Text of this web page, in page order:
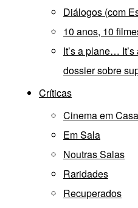
Diálogos (com
10 anos, 10
It’s a plane…
dossier sobre
Críticas
Cinema em Casa
Em Sala
Noutras Salas
Raridades
Recuperados